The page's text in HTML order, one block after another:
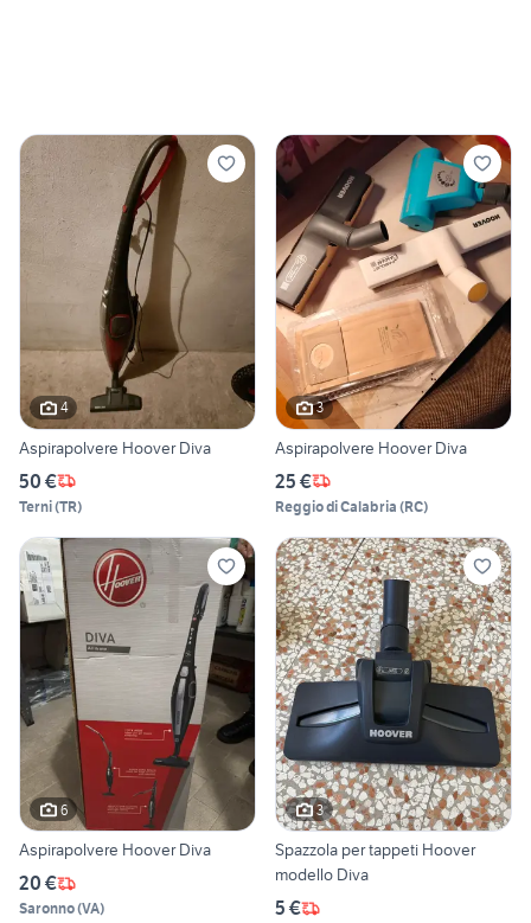
4
Aspirapolvere Hoover Diva
50 €
Terni(TR)
3
Aspirapolvere Hoover Diva
25 €
Reggio di Calabria (RC)
6
Aspirapolvere Hoover Diva
20 €
Saronno(VA)
3
Spazzola per tappeti Hoover
modello Diva
5 €